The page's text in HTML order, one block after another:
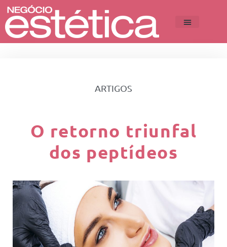
ARTIGOS
O retorno triunfal
dos peptídeos